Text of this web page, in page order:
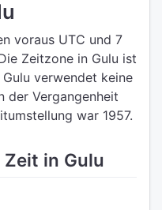
voraus UTC und 7
Zeitzone in Gulu ist
Gulu verwendet keine
der Vergangenheit
war 1957.
in Gulu